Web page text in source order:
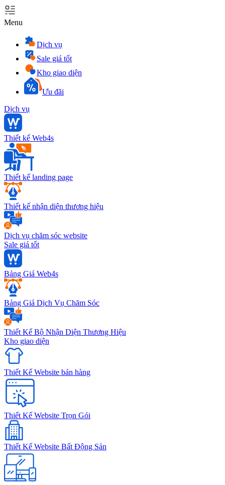
Menu
Dịch vụ
Sale giá tốt
Kho giao diện
Ưu đãi
Dịch vụ
Thiết kế Web4s
Thiết kế landing page
Thiết kế nhận diện thương hiệu
Dịch vụ chăm sóc website
Sale giá tốt
Bảng Giá Web4s
Bảng Giá Dịch Vụ Chăm Sóc
Thiết Kế Bộ Nhận Diện Thương Hiệu
Kho giao diện
Thiết Kế Website bán hàng
Thiết Kế Website Trọn Gói
Thiết Kế Website Bất Động Sản